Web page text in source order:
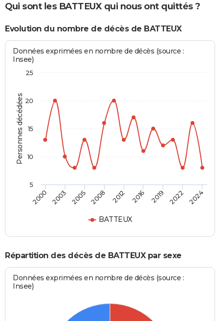
Qui sont les BATTEUX qui nous ont quittés ?
Evolution du nombre de décès de BATTEUX
Personnes décédées
Données exprimées en nombre de décès (source :
Insee)
BATTEUX
2000 2003 2005 2008 2012 2016 2019 2022 2024
5
10
15
20
25
Répartition des décès de BATTEUX par sexe
Données exprimées en nombre de décès (source :
Insee)